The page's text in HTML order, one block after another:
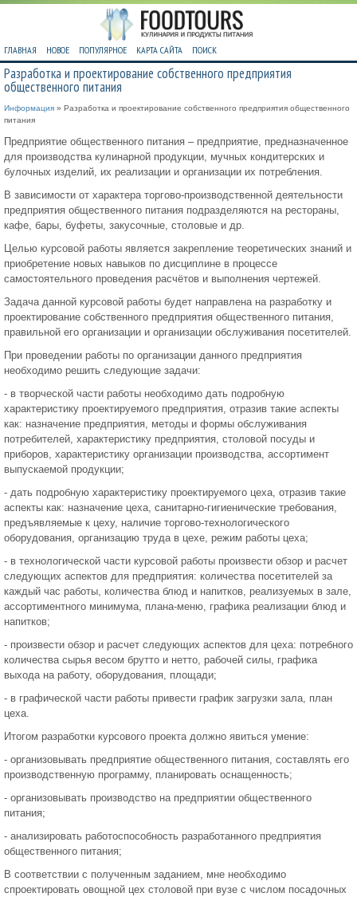
ГЛАВНАЯ НОВОЕ ПОПУЛЯРНОЕ КАРТА САЙТА ПОИСК
Разработка и проектирование собственного предприятия
общественного питания
Информация » Разработка и проектирование собственного предприятия общественного
питания
Предприятие общественного питания – предприятие, предназначенное
для производства кулинарной продукции, мучных кондитерских и
булочных изделий, их реализации и организации их потребления.
В зависимости от характера торгово-производственной деятельности
предприятия общественного питания подразделяются на рестораны,
кафе, бары, буфеты, закусочные, столовые и др.
Целью курсовой работы является закрепление теоретических знаний и
приобретение новых навыков по дисциплине в процессе
самостоятельного проведения расчётов и выполнения чертежей.
Задача данной курсовой работы будет направлена на разработку и
проектирование собственного предприятия общественного питания,
правильной его организации и организации обслуживания посетителей.
При проведении работы по организации данного предприятия
необходимо решить следующие задачи:
- в творческой части работы необходимо дать подробную
характеристику проектируемого предприятия, отразив такие аспекты
как: назначение предприятия, методы и формы обслуживания
потребителей, характеристику предприятия, столовой посуды и
приборов, характеристику организации производства, ассортимент
выпускаемой продукции;
- дать подробную характеристику проектируемого цеха, отразив такие
аспекты как: назначение цеха, санитарно-гигиенические требования,
предъявляемые к цеху, наличие торгово-технологического
оборудования, организацию труда в цехе, режим работы цеха;
- в технологической части курсовой работы произвести обзор и расчет
следующих аспектов для предприятия: количества посетителей за
каждый час работы, количества блюд и напитков, реализуемых в зале,
ассортиментного минимума, плана-меню, графика реализации блюд и
напитков;
- произвести обзор и расчет следующих аспектов для цеха: потребного
количества сырья весом брутто и нетто, рабочей силы, графика
выхода на работу, оборудования, площади;
- в графической части работы привести график загрузки зала, план
цеха.
Итогом разработки курсового проекта должно явиться умение:
- организовывать предприятие общественного питания, составлять его
производственную программу, планировать оснащенность;
- организовывать производство на предприятии общественного
питания;
- анализировать работоспособность разработанного предприятия
общественного питания;
В соответствии с полученным заданием, мне необходимо
спроектировать овощной цех столовой при вузе с числом посадочных